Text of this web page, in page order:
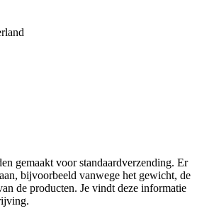
gemaakt voor standaardverzending. Er
bijvoorbeeld vanwege het gewicht, de
de producten. Je vindt deze informatie